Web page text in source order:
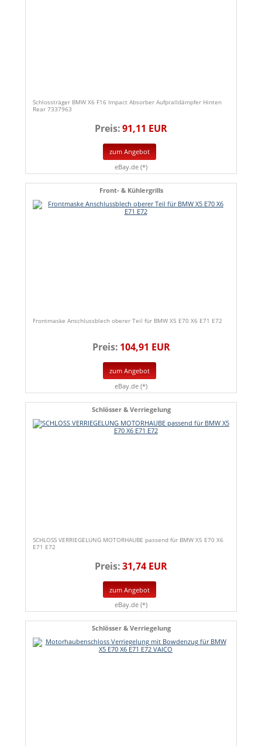
Schlossträger BMW X6 F16 Impact Absorber Aufpralldämpfer Hinten
Rear 7337963
Preis:91,11 EUR
zum Angebot
eBay.de (*)
Front- & Kühlergrills
Frontmaske Anschlussblech oberer Teil für BMW X5 E70 X6 E71 E72
Preis: 104,91 EUR
zum Angebot
eBay.de (*)
Schlösser & Verriegelung
SCHLOSS VERRIEGELUNG MOTORHAUBE passend für BMW X5 E70 X6
E71 E72
Preis:31,74 EUR
zum Angebot
eBay.de (*)
Schlösser & Verriegelung